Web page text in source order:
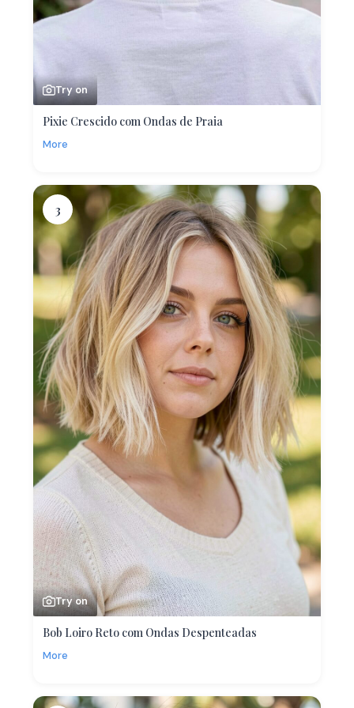
Try on
Pixie Crescido com Ondas de Praia
More
3
Try on
Bob Loiro Reto com Ondas Despenteadas
More